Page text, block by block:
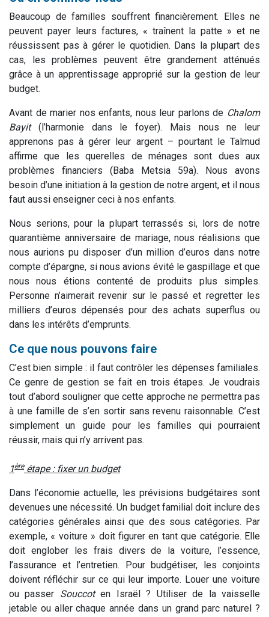
Beaucoup de familles souffrent financièrement. Elles ne
peuvent payer leurs factures, « traînent la patte » et ne
réussissent pas à gérer le quotidien. Dans la plupart des
cas, les problèmes peuvent être grandement atténués
grâce à un apprentissage approprié sur la gestion de leur
budget.
Avant de marier nos enfants, nous leur parlons de Chalom
Bayit(l’harmonie dans le foyer). Mais nous ne leur
apprenons pas à gérer leur argent – pourtant le Talmud
affirme que les querelles de ménages sont dues aux
problèmes financiers (Baba Metsia 59a). Nous avons
besoin d’une initiation à la gestion de notre argent, et il nous
faut aussi enseigner ceci à nos enfants.
Nous serions, pour la plupart terrassés si, lors de notre
quarantième anniversaire de mariage, nous réalisions que
nous aurions pu disposer d’un million d’euros dans notre
compte d’épargne, si nous avions évité le gaspillage et que
nous nous étions contenté de produits plus simples.
Personne n’aimerait revenir sur le passé et regretter les
milliers d’euros dépensés pour des achats superflus ou
dans les intérêts d’emprunts.
Ce que nous pouvons faire
C’est bien simple : il faut contrôler les dépenses familiales.
Ce genre de gestion se fait en trois étapes. Je voudrais
tout d’abord souligner que cette approche ne permettra pas
à une famille de s’en sortir sans revenu raisonnable. C’est
simplement un guide pour les familles qui pourraient
réussir, mais qui n’y arrivent pas.
1èreétape : fixer un budget
Dans l’économie actuelle, les prévisions budgétaires sont
devenues une nécessité. Un budget familial doit inclure des
catégories générales ainsi que des sous catégories. Par
exemple, « voiture » doit figurer en tant que catégorie. Elle
doit englober les frais divers de la voiture, l’essence,
l’assurance et l’entretien. Pour budgétiser, les conjoints
doivent réfléchir sur ce qui leur importe. Louer une voiture
ou passer Souccoten Israël ? Utiliser de la vaisselle
jetable ou aller chaque année dans un grand parc naturel ?